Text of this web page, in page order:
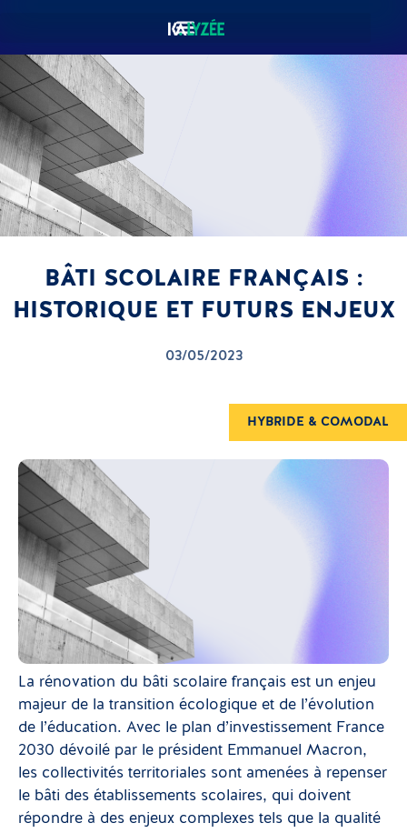
BÂTI SCOLAIRE FRANÇAIS :
HISTORIQUE ET FUTURS ENJEUX
03/05/2023
HYBRIDE & COMODAL
La rénovation du bâti scolaire français est un enjeu
majeur de la transition écologique et de l’évolution
de l’éducation. Avec le plan d’investissement France
2030 dévoilé par le président Emmanuel Macron,
les collectivités territoriales sont amenées à repenser
le bâti des établissements scolaires, qui doivent
répondre à des enjeux complexes tels que la qualité